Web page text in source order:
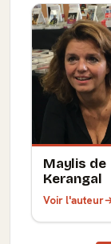
Maylis de
Kerangal
Voir l'auteur